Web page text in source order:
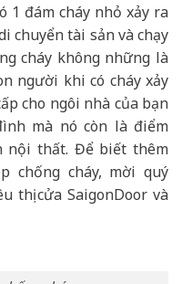
1 đám cháy nhỏ xảy ra
chuyển tài sản và chạy
cháy không những là
người khi có cháy xảy
cho ngôi nhà của bạn
mà nó còn là điểm
nội thất. Để biết thêm
chống cháy, mời quý
thị cửa SaigonDoor và